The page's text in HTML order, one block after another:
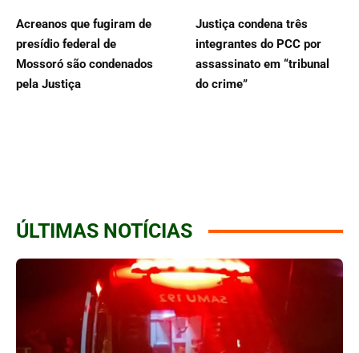
Acreanos que fugiram de
presídio federal de
Mossoró são condenados
pela Justiça
Justiça condena três
integrantes do PCC por
assassinato em “tribunal
do crime”
ÚLTIMAS NOTÍCIAS